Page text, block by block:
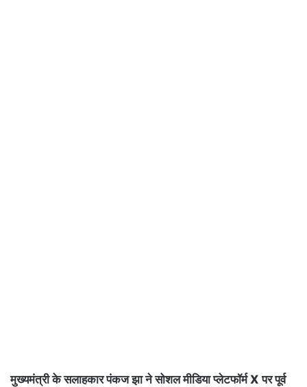
मुख्यमंत्री के सलाहकार पंकज झा ने सोशल मीडिया प्लेटफॉर्म X पर पूर्व